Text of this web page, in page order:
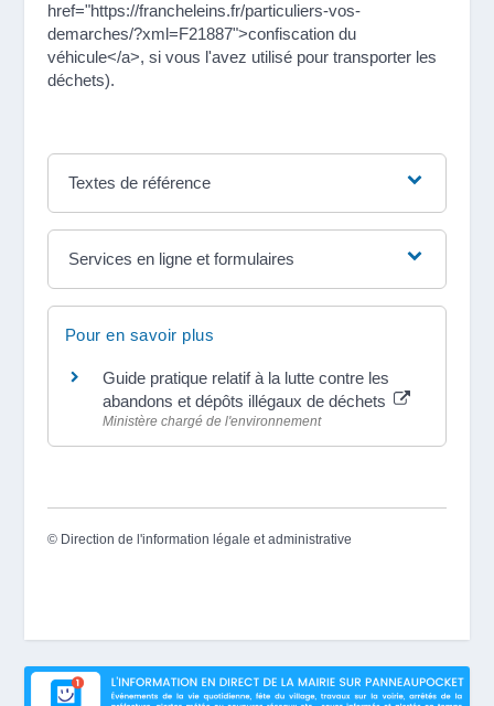
href="https://francheleins.fr/particuliers-vos-
demarches/?xml=F21887">confiscation du
véhicule</a>, si vous l'avez utilisé pour transporter les
déchets).
Textes de référence
Services en ligne et formulaires
Pour en savoir plus
Guide pratique relatif à la lutte contre les
abandons et dépôts illégaux de déchets
Ministère chargé de l'environnement
© Direction de l'information légale et administrative